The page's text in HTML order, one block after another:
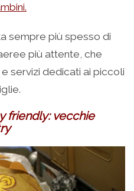
sempre più spesso di
più attente, che
servizi dedicati ai piccoli
friendly: vecchie